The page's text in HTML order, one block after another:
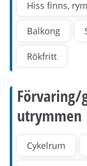
Hiss finns,
Balkong
Rökfritt
Förvaring/
utrymmen
Cykelrum